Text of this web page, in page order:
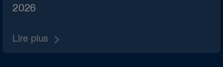
2026
Lire plus